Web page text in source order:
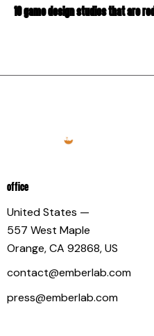
10 GAME DESIGN STUDIOS THAT ARE
OFFICE
United States —
557 West Maple
Orange, CA 92868, US
contact@emberlab.com
press@emberlab.com